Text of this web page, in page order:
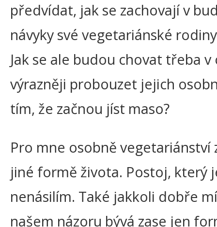
předvídat, jak se zachovají v
návyky své vegetariánské
Jak se ale budou chovat třeba
výrazněji probouzet jejich
tím, že začnou jíst maso?
Pro mne osobně
jiné formě života. Postoj, který
nenásilím. Také jakkoli dobře
našem názoru bývá zase jen